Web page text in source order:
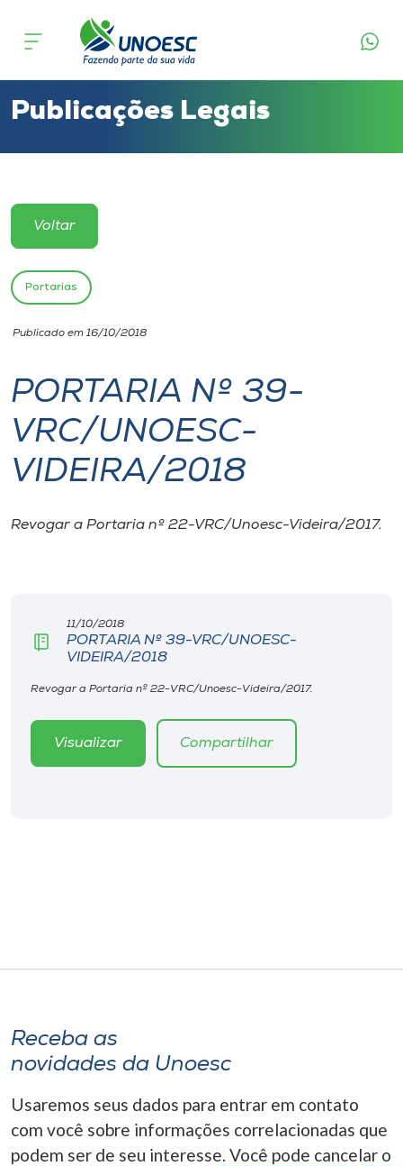
Cursos
Atendimento ao Estudante
Portal de Ensino
Unoesc
Internacionalização
I.nova
Biblioteca
Rádio
A+
Publicações Legais
Voltar
Portarias
Publicado em 16/10/2018
PORTARIA Nº 39-
VRC/UNOESC-
VIDEIRA/2018
Revogar a Portaria nº 22-VRC/Unoesc-Videira/2017.
11/10/2018
PORTARIA Nº 39-VRC/UNOESC-
VIDEIRA/2018
Revogar a Portaria nº 22-VRC/Unoesc-Videira/2017.
Visualizar Compartilhar
Receba as
novidades da Unoesc
Usaremos seus dados para entrar em contato
com você sobre informações correlacionadas que
podem ser de seu interesse. Você pode cancelar o